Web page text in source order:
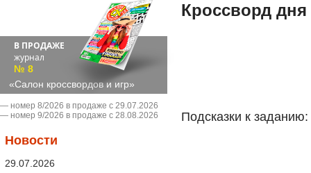
В ПРОДАЖЕ
журнал
№ 8
«Салон кроссвордов и игр»
― номер 8/2026 в продаже с 29.07.2026
― номер 9/2026 в продаже с 28.08.2026
Новости
29.07.2026
Кроссворд дня
Подсказки к заданию: